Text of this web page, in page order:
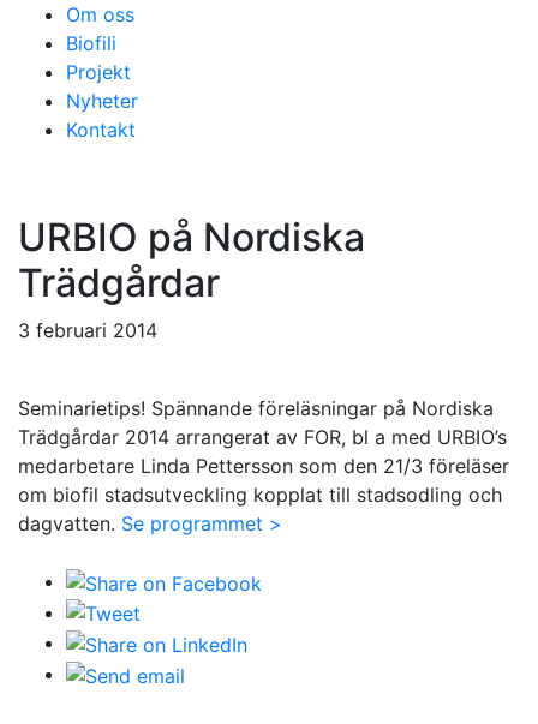
Om oss
Biofili
Projekt
Nyheter
Kontakt
URBIO på Nordiska
Trädgårdar
3 februari 2014
Seminarietips! Spännande föreläsningar på Nordiska
Trädgårdar 2014 arrangerat av FOR, bl a med URBIO’s
medarbetare Linda Pettersson som den 21/3 föreläser
om biofil stadsutveckling kopplat till stadsodling och
dagvatten. Se programmet >